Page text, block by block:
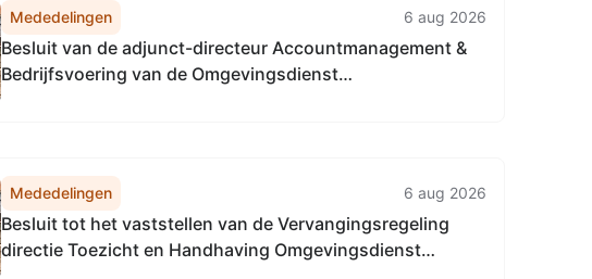
Mededelingen 6 aug 2026
Besluit van de adjunct-directeur Accountmanagement &
Bedrijfsvoering van de Omgevingsdienst
Omgevingsdienst...
Mededelingen 6 aug 2026
Besluit tot het vaststellen van de Vervangingsregeling
directie Toezicht en Handhaving Omgevingsdienst